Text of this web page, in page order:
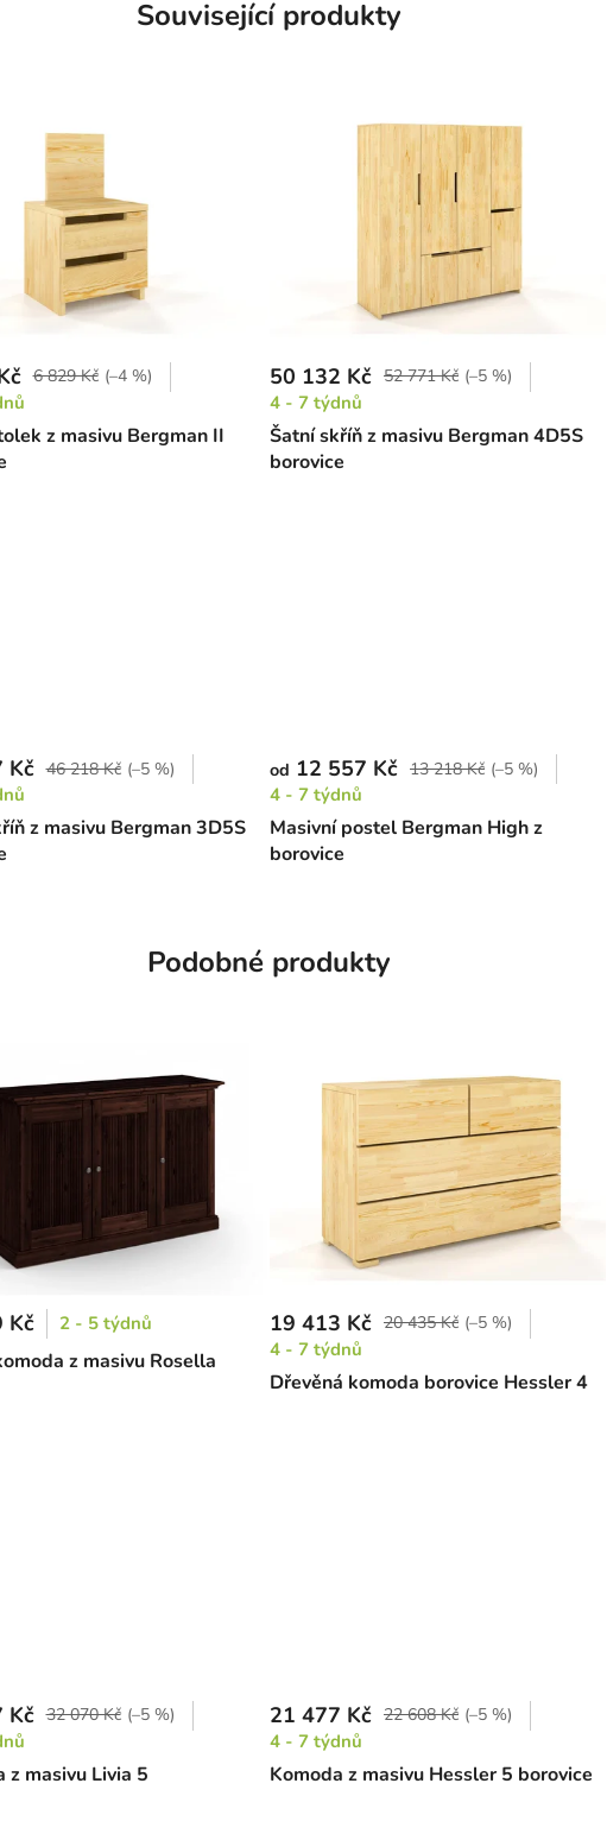
Související produkty
z masivu Bergman II
6 829 Kč (–4 %)
Šatní skříň z masivu Bergman 4D5S
borovice
50 132 Kč 52 771 Kč (–5 %)
4 - 7 týdnů
z masivu Bergman 3D5S
Kč 46 218 Kč (–5 %)
Masivní postel Bergman High z
borovice
od 12 557 Kč 13 218 Kč (–5 %)
4 - 7 týdnů
Podobné produkty
z masivu Rosella
Kč 2 - 5 týdnů
Dřevěná komoda borovice Hessler 4
19 413 Kč 20 435 Kč (–5 %)
4 - 7 týdnů
z masivu Livia 5
Kč 32 070 Kč (–5 %)
Komoda z masivu Hessler 5 borovice
21 477 Kč 22 608 Kč (–5 %)
4 - 7 týdnů